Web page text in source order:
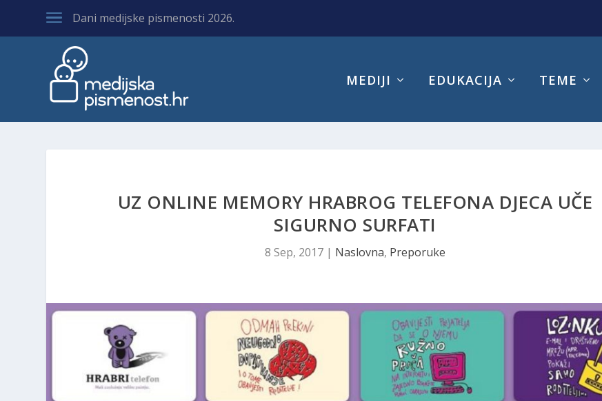
Dani medijske pismenosti 2026.
MEDIJI EDUKACIJA TEME
UZ ONLINE MEMORY HRABROG TELEFONA DJECA UČE
SIGURNO SURFATI
8 Sep, 2017| Naslovna, Preporuke